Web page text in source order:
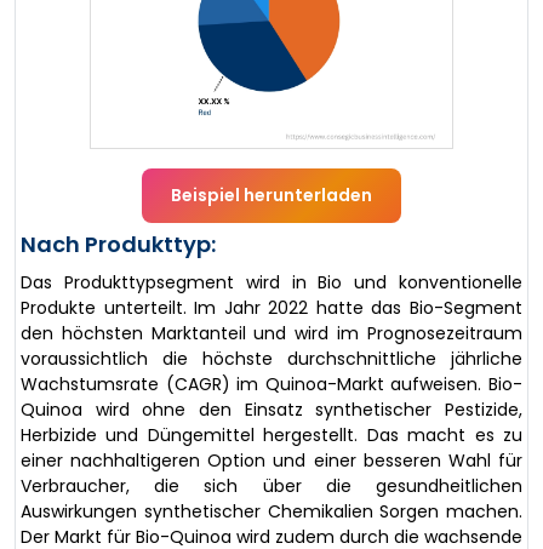
Beispiel herunterladen
Nach Produkttyp:
Das Produkttypsegment wird in Bio und konventionelle
Produkte unterteilt. Im Jahr 2022 hatte das Bio-Segment
den höchsten Marktanteil und wird im Prognosezeitraum
voraussichtlich die höchste durchschnittliche jährliche
Wachstumsrate (CAGR) im Quinoa-Markt aufweisen. Bio-
Quinoa wird ohne den Einsatz synthetischer Pestizide,
Herbizide und Düngemittel hergestellt. Das macht es zu
einer nachhaltigeren Option und einer besseren Wahl für
Verbraucher, die sich über die gesundheitlichen
Auswirkungen synthetischer Chemikalien Sorgen machen.
Der Markt für Bio-Quinoa wird zudem durch die wachsende